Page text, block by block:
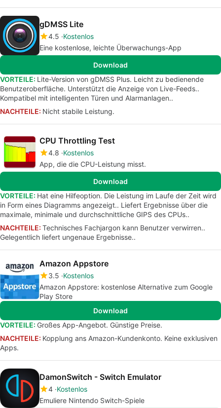
gDMSS Lite
4.5 Kostenlos
Eine kostenlose, leichte Überwachungs-App
Download
VORTEILE: Lite-Version von gDMSS Plus. Leicht zu bedienende
Benutzeroberfläche. Unterstützt die Anzeige von Live-Feeds..
Kompatibel mit intelligenten Türen und Alarmanlagen..
NACHTEILE: Nicht stabile Leistung.
CPU Throttling Test
4.8 Kostenlos
App, die die CPU-Leistung misst.
Download
VORTEILE: Hat eine Hilfeoption. Die Leistung im Laufe der Zeit wird
in Form eines Diagramms angezeigt.. Liefert Ergebnisse über die
maximale, minimale und durchschnittliche GIPS des CPUs..
NACHTEILE: Technisches Fachjargon kann Benutzer verwirren..
Gelegentlich liefert ungenaue Ergebnisse..
Amazon Appstore
3.5 Kostenlos
Amazon Appstore: kostenlose Alternative zum Google
Play Store
Download
VORTEILE: Großes App-Angebot. Günstige Preise.
NACHTEILE: Kopplung ans Amazon-Kundenkonto. Keine exklusiven
Apps.
DamonSwitch - Switch Emulator
4 Kostenlos
Emuliere Nintendo Switch-Spiele